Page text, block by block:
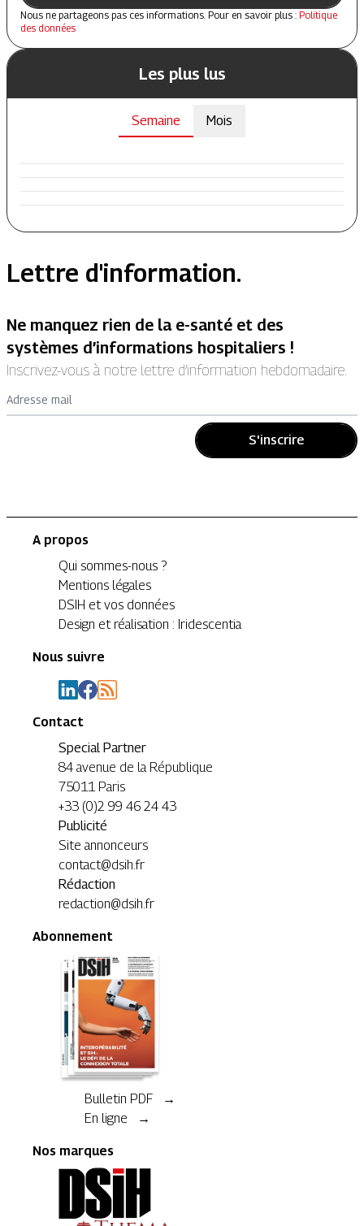
Nous ne partageons pas ces informations. Pour en savoir plus : Politique
des données
Les plus lus
Semaine Mois
Lettre d'information.
Ne manquez rien de la e-santé et des
systèmes d’informations hospitaliers !
Inscrivez-vous à notre lettre d’information hebdomadaire.
Adresse mail
S'inscrire
A propos
Qui sommes-nous ?
Mentions légales
DSIH et vos données
Design et réalisation : Iridescentia
Nous suivre
Contact
Special Partner
84 avenue de la République
75011 Paris
+33 (0)2 99 46 24 43
Publicité
Site annonceurs
contact@dsih.fr
Rédaction
redaction@dsih.fr
Abonnement
Bulletin PDF →
En ligne →
Nos marques